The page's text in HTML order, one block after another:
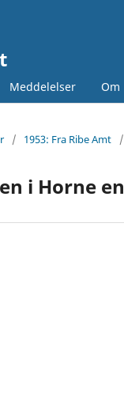
Meddelelser Om
/ 1953: Fra Ribe Amt /
i Horne